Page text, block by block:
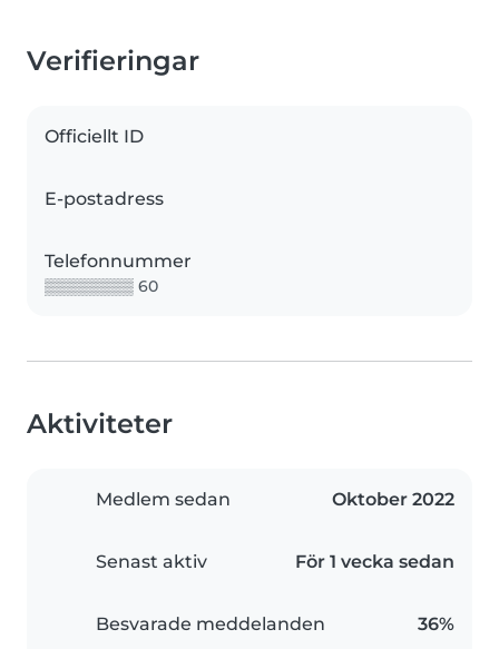
Verifieringar
Officiellt ID
E-postadress
Telefonnummer
▒▒▒▒▒▒▒▒ 60
Aktiviteter
Medlem sedan Oktober 2022
Senast aktiv För 1 vecka sedan
Besvarade meddelanden 36%